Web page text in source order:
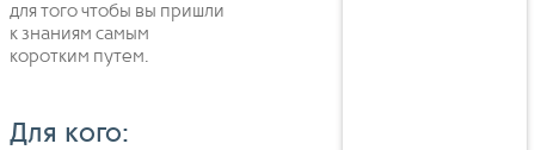
для того чтобы вы пришли
к знаниям самым
коротким путем.
Для кого: